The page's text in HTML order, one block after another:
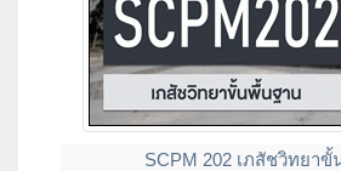
SCPM 202 เภสัชวิทยา